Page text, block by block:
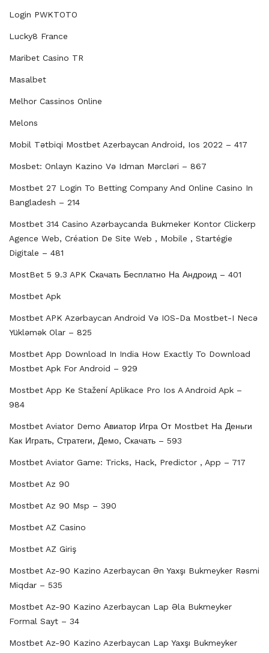
Login PWKTOTO
Lucky8 France
Maribet Casino TR
Masalbet
Melhor Cassinos Online
Melons
Mobil Tətbiqi Mostbet Azerbayсan Android, Ios 2022 – 417
Mosbet: Onlayn Kazino Və Idman Mərcləri – 867
Mostbet 27 Login To Betting Company And Online Casino In
Bangladesh – 214
Mostbet 314 Casino Azərbaycanda Bukmeker Kontor Clickerp
Agence Web, Création De Site Web , Mobile , Startégie
Digitale – 481
MostBet 5 9.3 APK Скачать Бесплатно На Андроид – 401
Mostbet Apk
Mostbet APK Azərbaycan Android Və IOS-Da Mostbet-I Necə
Yükləmək Olar – 825
Mostbet App Download In India How Exactly To Download
Mostbet Apk For Android – 929
Mostbet App Ke Stažení Aplikace Pro Ios A Android Apk –
984
Mostbet Aviator Demo Авиатор Игра От Mostbet На Деньги
Как Играть, Стратеги, Демо, Скачать – 593
Mostbet Aviator Game: Tricks, Hack, Predictor , App – 717
Mostbet Az 90
Mostbet Az 90 Msp – 390
Mostbet AZ Casino
Mostbet AZ Giriş
Mostbet Az-90 Kazino Azerbaycan Ən Yaxşı Bukmeyker Rəsmi
Miqdar – 535
Mostbet Az-90 Kazino Azerbaycan Lap Əla Bukmeyker
Formal Sayt – 34
Mostbet Az-90 Kazino Azerbaycan Lap Yaxşı Bukmeyker